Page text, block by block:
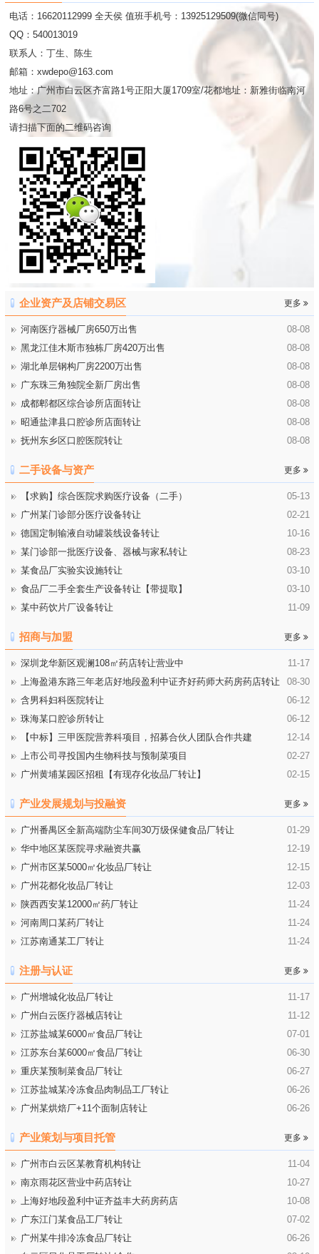
电话：16620112999 全天侯 值班手机号：13925129509(微信同号)
QQ：540013019
联系人：丁生、陈生
邮箱：xwdepo@163.com
地址：广州市白云区齐富路1号正阳大厦1709室/花都地址：新雅街临南河
路6号之二702
请扫描下面的二维码咨询
更多
企业资产及店铺交易区
08-08
河南医疗器械厂房650万出售
08-08
黑龙江佳木斯市独栋厂房420万出售
08-08
湖北单层钢构厂房2200万出售
08-08
广东珠三角独院全新厂房出售
08-08
成都郫都区综合诊所店面转让
08-08
昭通盐津县口腔诊所店面转让
08-08
抚州东乡区口腔医院转让
更多
二手设备与资产
05-13
【求购】综合医院求购医疗设备（二手）
02-21
广州某门诊部分医疗设备转让
10-16
德国定制输液自动罐装线设备转让
08-23
某门诊部一批医疗设备、器械与家私转让
03-10
某食品厂实验实设施转让
03-10
食品厂二手全套生产设备转让【带提取】
11-09
某中药饮片厂设备转让
更多
招商与加盟
11-17
深圳龙华新区观澜108㎡药店转让营业中
08-30
上海盈港东路三年老店好地段盈利中证齐好药师大药房药店转让
06-12
含男科妇科医院转让
06-12
珠海某口腔诊所转让
12-14
【中标】三甲医院营养科项目，招募合伙人团队合作共建
02-27
上市公司寻投国内生物科技与预制菜项目
02-15
广州黄埔某园区招租【有现存化妆品厂转让】
更多
产业发展规划与投融资
01-29
广州番禺区全新高端防尘车间30万级保健食品厂转让
12-19
华中地区某医院寻求融资共赢
12-15
广州市区某5000㎡化妆品厂转让
12-03
广州花都化妆品厂转让
11-24
陕西西安某12000㎡药厂转让
11-24
河南周口某药厂转让
11-24
江苏南通某工厂转让
更多
注册与认证
11-17
广州增城化妆品厂转让
11-12
广州白云医疗器械店转让
07-01
江苏盐城某6000㎡食品厂转让
06-30
江苏东台某6000㎡食品厂转让
06-27
重庆某预制菜食品厂转让
06-26
江苏盐城某冷冻食品肉制品工厂转让
06-26
广州某烘焙厂+11个面制店转让
更多
产业策划与项目托管
11-04
广州市白云区某教育机构转让
10-27
南京雨花区营业中药店转让
10-08
上海好地段盈利中证齐益丰大药房药店
07-02
广东江门某食品工厂转让
06-26
广州某牛排冷冻食品厂转让